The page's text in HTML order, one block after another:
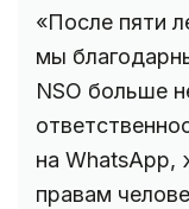
«После пяти
мы
NSO больше
на WhatsApp,
правам